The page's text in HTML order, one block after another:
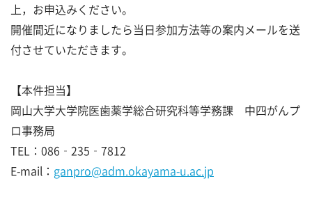
上，お申込みください。
開催間近になりましたら当日参加方法等の案内メールを送
付させていただきます。
【本件担当】
岡山大学大学院医歯薬学総合研究科等学務課 中四がんプ
ロ事務局
TEL：086‐235‐7812
E-mail： ganpro@adm.okayama-u.ac.jp